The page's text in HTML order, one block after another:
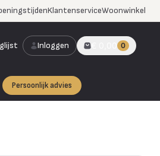
KlantenserviceWoonwinkel
Inloggen € 0,00 0
Persoonlijk advies